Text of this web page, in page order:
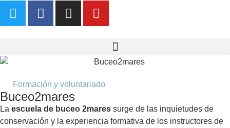
Formación y voluntariado
Buceo2mares
La escuela de buceo 2mares surge de las inquietudes de
conservación y la experiencia formativa de los instructores de